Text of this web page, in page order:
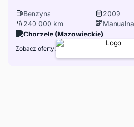
Benzyna
2009
240 000 km
Manualna
Chorzele (Mazowieckie)
Zobacz oferty: